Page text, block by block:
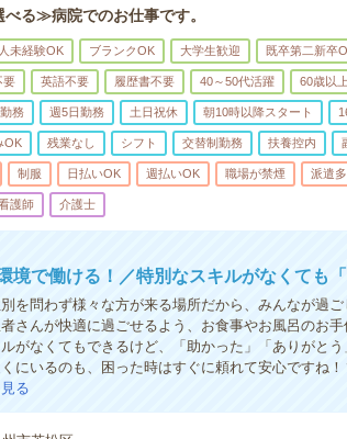
る≫病院でのお仕事です。
未経験OK ブランクOK 大学生歓迎 既卒第二新卒
要 英語不要 履歴書不要 40～50代活躍 60歳以
務 週5日勤務 土日祝休 朝10時以降スタート
OK 残業なし シフト 交替制勤務 扶養控内
制服 日払いOK 週払いOK 職場が禁煙 派遣多
護師 介護士
境で働ける！／特別なスキルがなくても
を問わず様々な方が来る場所だから、みんなが過
さんが快適に過ごせるよう、お食事やお風呂のお
がなくてもできるけど、「助かった」「ありがと
にいるのも、困った時はすぐに頼れて安心ですね
る